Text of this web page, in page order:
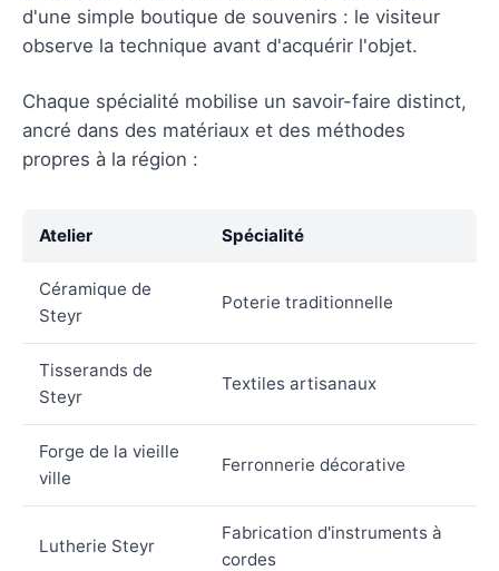
d'une simple boutique de souvenirs : le visiteur
observe la technique avant d'acquérir l'objet.
Chaque spécialité mobilise un savoir-faire distinct,
ancré dans des matériaux et des méthodes
propres à la région :
Atelier Spécialité
Céramique de
Steyr
Poterie traditionnelle
Tisserands de
Steyr
Textiles artisanaux
Forge de la vieille
ville
Ferronnerie décorative
Lutherie Steyr
Fabrication d'instruments à
cordes